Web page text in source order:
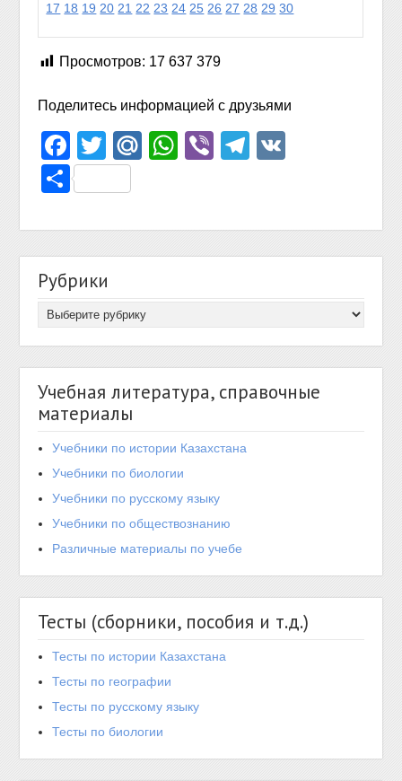
17 18 19 20 21 22 23 24 25 26 27 28 29 30
Просмотров: 17 637 379
Поделитесь информацией с друзьями
Facebook
TwitterMail.Ru
WhatsApp
ViberTelegram
Отправить
Рубрики
Учебная литература, справочные
материалы
Учебники по истории Казахстана
Учебники по биологии
Учебники по русскому языку
Учебники по обществознанию
Различные материалы по учебе
Тесты (сборники, пособия и т.д.)
Тесты по истории Казахстана
Тесты по географии
Тесты по русскому языку
Тесты по биологии